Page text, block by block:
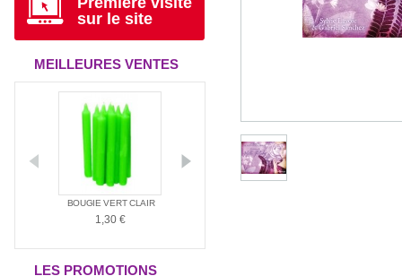
sur le site
MEILLEURES VENTES
BOUGIE VERT CLAIR
1,30 €
LES PROMOTIONS